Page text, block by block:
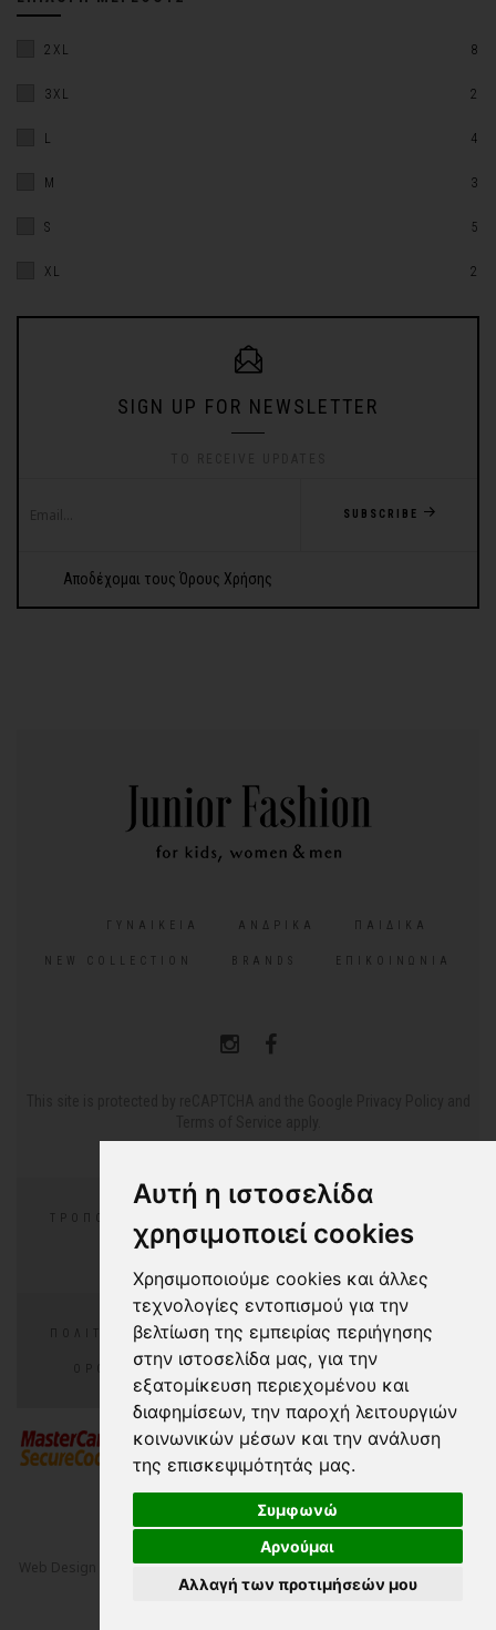
Αυτή η ιστοσελίδα
χρησιμοποιεί cookies
Χρησιμοποιούμε cookies και άλλες
τεχνολογίες εντοπισμού για την
βελτίωση της εμπειρίας περιήγησης
στην ιστοσελίδα μας, για την
εξατομίκευση περιεχομένου και
διαφημίσεων, την παροχή λειτουργιών
κοινωνικών μέσων και την ανάλυση
της επισκεψιμότητάς μας.
Συμφωνώ
Αρνούμαι
Αλλαγή των προτιμήσεών μου
2XL 8
3XL 2
L 4
M 3
S 5
XL 2
SIGN UP FOR NEWSLETTER
SUBSCRIBE
Αποδέχομαι τους Όρους Χρήσης
ΓΥΝΑΙΚΕΊΑ ΑΝΔΡΙΚΆ ΠΑΙΔΙΚΆ
NEW COLLECTION BRANDS ΕΠΙΚΟΙΝΩΝΊΑ
ΤΡΌΠΟΙ ΠΛΗΡΩΜΉΣ
ΠΟΛΙΤΙΚΉ ΑΠΟΡΡΉΤΟΥ ΠΟΛΙΤΙΚΉ COOKIES
ΌΡΟΙ ΧΡΉΣΗΣ COOKIES PREFERENCES
Digital MarketingbyNetPlanet S.A.© 2000-2026 All Rights
Reserved - Crazy in
withNetPlanet iCMS